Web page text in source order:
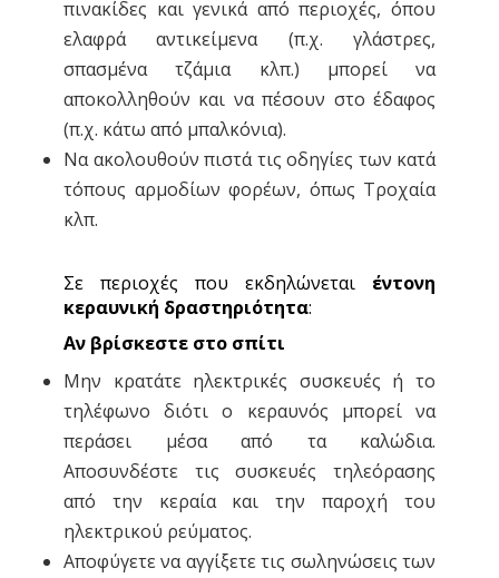
πινακίδες και γενικά από περιοχές, όπου
ελαφρά αντικείμενα (π.χ. γλάστρες,
σπασμένα τζάμια κλπ.) μπορεί να
αποκολληθούν και να πέσουν στο έδαφος
(π.χ. κάτω από μπαλκόνια).
Να ακολουθούν πιστά τις οδηγίες των κατά
τόπους αρμοδίων φορέων, όπως Τροχαία
κλπ.
Σε περιοχές που εκδηλώνεται έντονη
κεραυνική δραστηριότητα:
Αν βρίσκεστε στο σπίτι
Μην κρατάτε ηλεκτρικές συσκευές ή το
τηλέφωνο διότι ο κεραυνός μπορεί να
περάσει μέσα από τα καλώδια.
Αποσυνδέστε τις συσκευές τηλεόρασης
από την κεραία και την παροχή του
ηλεκτρικού ρεύματος.
Αποφύγετε να αγγίξετε τις σωληνώσεις των